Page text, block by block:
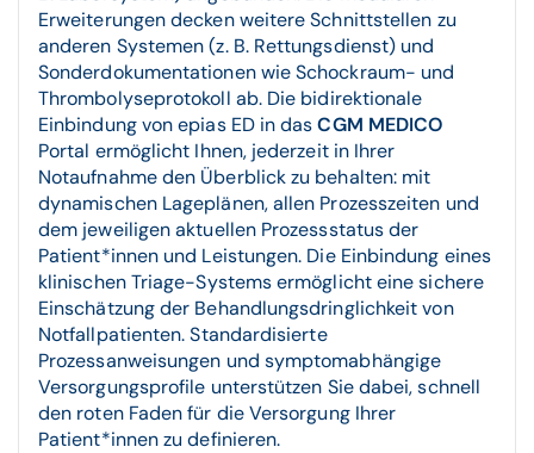
Erweiterungen decken weitere Schnittstellen zu
anderen Systemen (z. B. Rettungsdienst) und
Sonderdokumentationen wie Schockraum- und
Thrombolyseprotokoll ab. Die bidirektionale
Einbindung von epias ED in dasCGM MEDICO
Portal ermöglicht Ihnen, jederzeit in Ihrer
Notaufnahme den Überblick zu behalten: mit
dynamischen Lageplänen, allen Prozesszeiten und
dem jeweiligen aktuellen Prozessstatus der
Patient*innen und Leistungen. Die Einbindung eines
klinischen Triage-Systems ermöglicht eine sichere
Einschätzung der Behandlungsdringlichkeit von
Notfallpatienten. Standardisierte
Prozessanweisungen und symptomabhängige
Versorgungsprofile unterstützen Sie dabei, schnell
den roten Faden für die Versorgung Ihrer
Patient*innen zu definieren.